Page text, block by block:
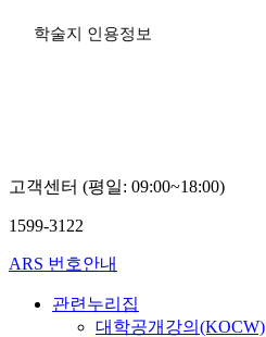
학술지 인용정보
고객센터 (평일: 09:00~18:00)
1599-3122
ARS 번호안내
관련누리집
대학공개강의(KOCW)